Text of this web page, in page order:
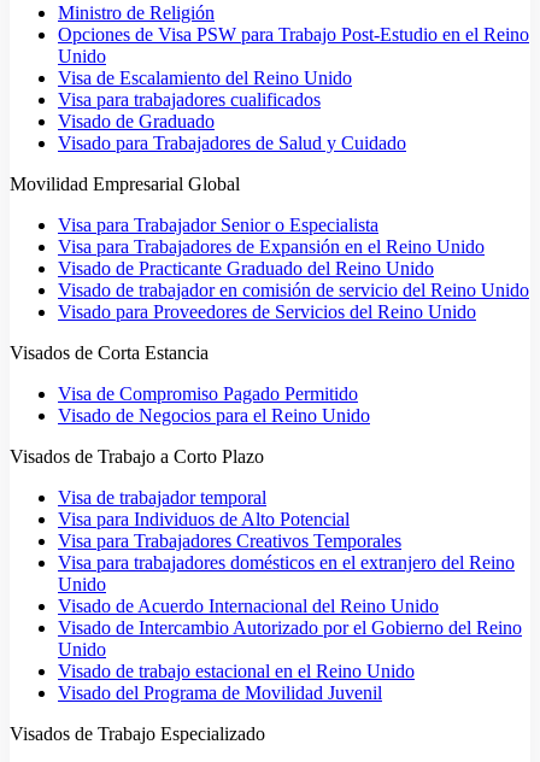
Ministro de Religión
Opciones de Visa PSW para Trabajo Post-Estudio en el Reino
Unido
Visa de Escalamiento del Reino Unido
Visa para trabajadores cualificados
Visado de Graduado
Visado para Trabajadores de Salud y Cuidado
Movilidad Empresarial Global
Visa para Trabajador Senior o Especialista
Visa para Trabajadores de Expansión en el Reino Unido
Visado de Practicante Graduado del Reino Unido
Visado de trabajador en comisión de servicio del Reino Unido
Visado para Proveedores de Servicios del Reino Unido
Visados de Corta Estancia
Visa de Compromiso Pagado Permitido
Visado de Negocios para el Reino Unido
Visados de Trabajo a Corto Plazo
Visa de trabajador temporal
Visa para Individuos de Alto Potencial
Visa para Trabajadores Creativos Temporales
Visa para trabajadores domésticos en el extranjero del Reino
Unido
Visado de Acuerdo Internacional del Reino Unido
Visado de Intercambio Autorizado por el Gobierno del Reino
Unido
Visado de trabajo estacional en el Reino Unido
Visado del Programa de Movilidad Juvenil
Visados de Trabajo Especializado